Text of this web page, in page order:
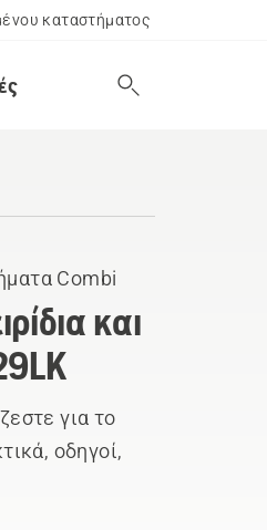
καταστήματος
Combi
και
για το
οδηγοί,